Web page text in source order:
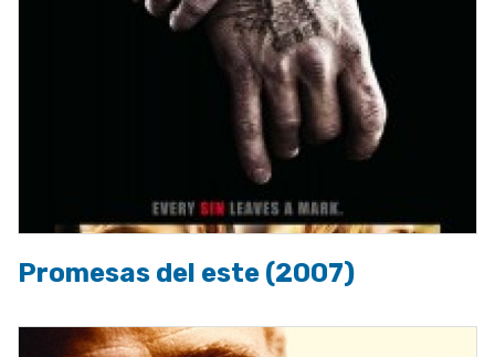
Promesas del este (2007)